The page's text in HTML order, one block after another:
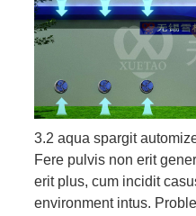
3.2 aqua spargit
Fere pulvis non erit
erit plus, cum incidit
environment intus.